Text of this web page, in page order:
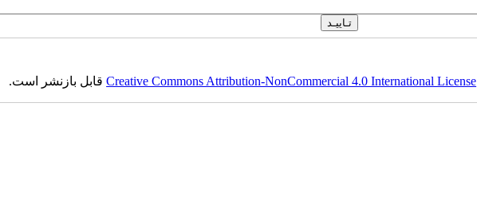
Creative Commons Attribution-NonCommercial 4.0 International Licenseقابل بازنشر است.